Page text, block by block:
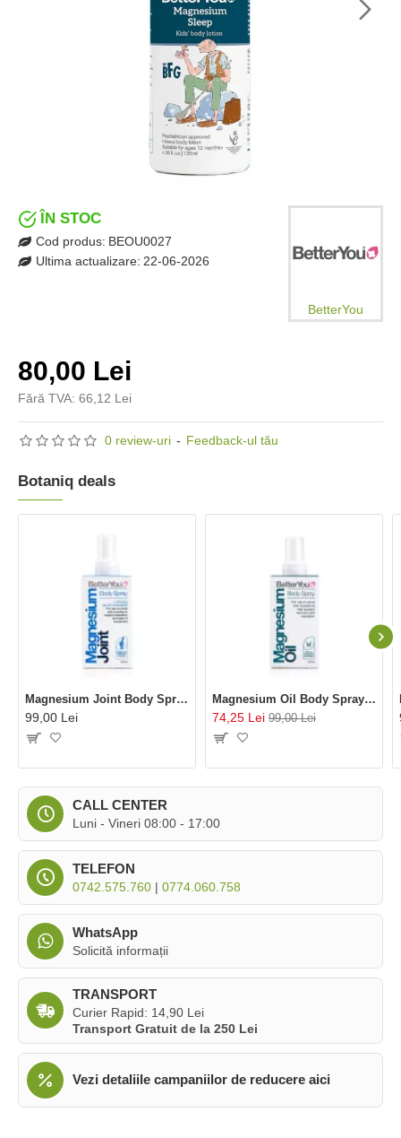
0 review-uri - Feedback-ul tău
80,00 Lei
Fără TVA: 66,12 Lei
ÎN STOC
Cod produs: BEOU0027
Ultima actualizare: 22-06-2026
BetterYou
CALL CENTER
Luni - Vineri 08:00 - 17:00
TELEFON
0742.575.760 | 0774.060.758
WhatsApp
Solicită informații
TRANSPORT
Curier Rapid: 14,90 Lei
Transport Gratuit de la 250 Lei
Vezi detaliile campaniilor de reducere aici
Botaniq deals
Magnesium Joint Body Spray (100 ml), BetterYou
99,00 Lei
Magnesium Oil Body Spray (100 ml), BetterYou
74,25 Lei 99,00 Lei